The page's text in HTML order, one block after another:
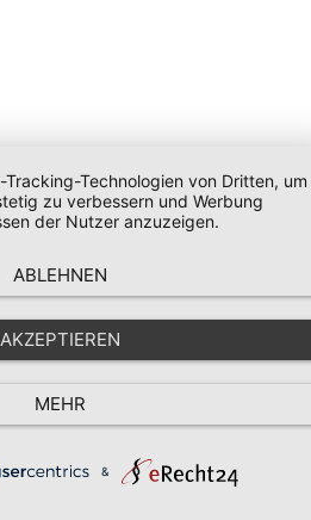
Technologien von Dritten, um
zu verbessern und Werbung
der Nutzer anzuzeigen.
ABLEHNEN
AKZEPTIEREN
MEHR
&